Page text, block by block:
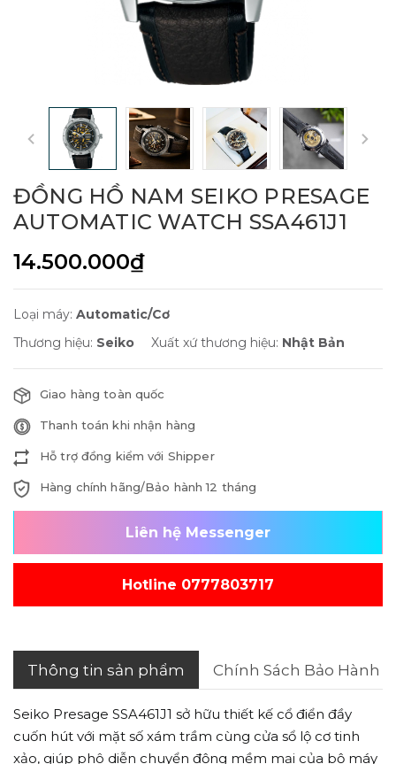
ĐỒNG HỒ NAM SEIKO PRESAGE
AUTOMATIC WATCH SSA461J1
14.500.000₫
Loại máy: Automatic/Cơ
Thương hiệu: Seiko Xuất xứ thương hiệu: Nhật Bản
Giao hàng toàn quốc
Thanh toán khi nhận hàng
Hỗ trợ đồng kiểm với Shipper
Hàng chính hãng/Bảo hành 12 tháng
Liên hệ Messenger
Hotline 0777803717
Thông tin sản phẩm Chính Sách Bảo Hành
Seiko Presage SSA461J1 sở hữu thiết kế cổ điển đầy
cuốn hút với mặt số xám trầm cùng cửa sổ lộ cơ tinh
xảo, giúp phô diễn chuyển động mềm mại của bộ máy